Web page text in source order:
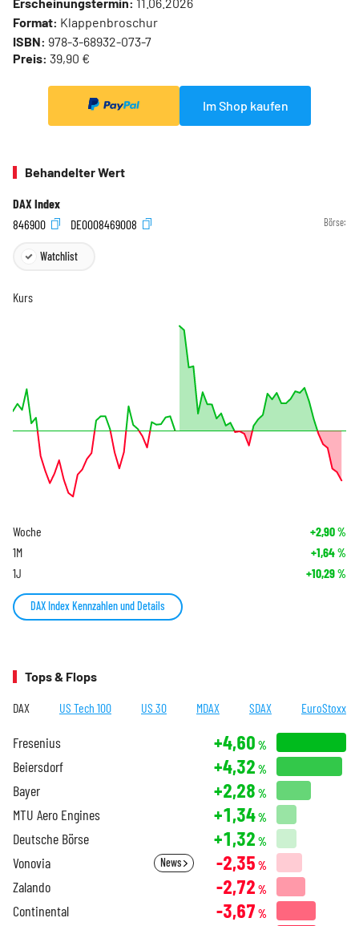
Format: Klappenbroschur
ISBN: 978-3-68932-073-7
Preis: 39,90 €
Im Shop kaufen
Behandelter Wert
DAX Index
846900
DE0008469008 Börse:
Watchlist
Kurs
Woche +2,90%
1M +1,64%
1J +10,29%
DAX Index Kennzahlen und Details
Tops & Flops
DAX US Tech 100 US 30 MDAX SDAX EuroStoxx
Fresenius +4,60 %
Beiersdorf +4,32 %
Bayer +2,28 %
MTU Aero Engines +1,34%
Deutsche Börse +1,32 %
Vonovia News -2,35 %
Zalando -2,72 %
Continental -3,67 %